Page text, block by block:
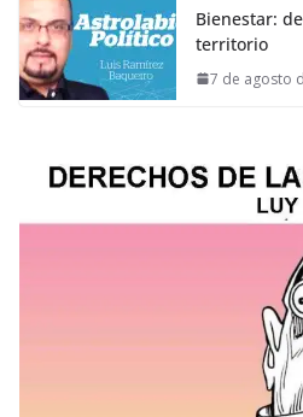
Bienestar:
territorio
7 de agosto